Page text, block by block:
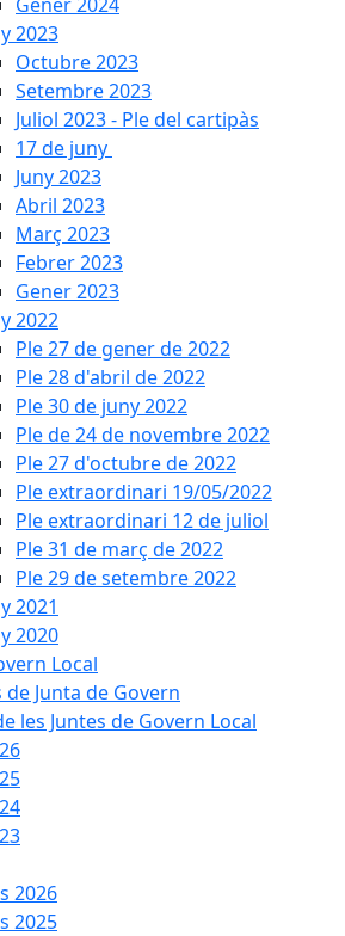
2023
Octubre 2023
Setembre 2023
Juliol 2023 - Ple del cartipàs
17 de juny
Juny 2023
Abril 2023
Març 2023
Febrer 2023
Gener 2023
2022
Ple 27 de gener de 2022
Ple 28 d'abril de 2022
Ple 30 de juny 2022
Ple de 24 de novembre 2022
Ple 27 d'octubre de 2022
Ple extraordinari 19/05/2022
Ple extraordinari 12 de juliol
Ple 31 de març de 2022
Ple 29 de setembre 2022
2021
2020
Local
de Junta de Govern
les Juntes de Govern Local
2026
2025